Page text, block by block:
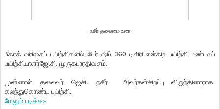
நசீர் தலைமை உரை
பீகாக் வரிசைப் பயிற்சிகளில் லீடர் ஷிப் 360 டிகிரி என்கிற பயிற்சி மண்டலப்
பயிற்சியாளர்ஜே.சி. முருகபாரதிவசம்.
முன்னாள் தலைவர் ஜெசி. நசீர் அவர்கள்சிறப்பு விருந்தினாராக
கலந்துகொண்ட பயிற்சி.
மேலும் படிக்க»